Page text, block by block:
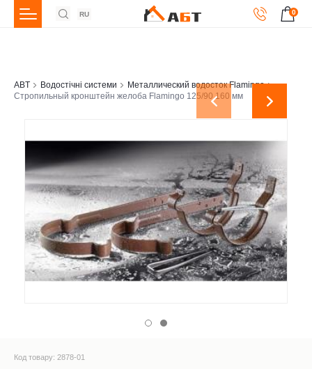
RU 0
ABT Водостічні системи
Металлический водосток Flamingo
Стропильный кронштейн желоба Flamingo 125/90 160 мм
Код товару: 2878-01